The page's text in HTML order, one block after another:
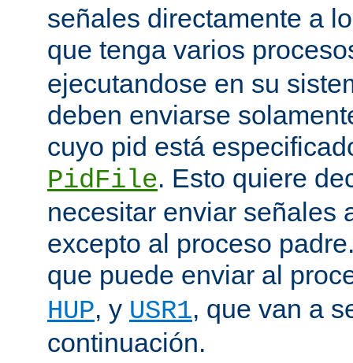
señales directamente a
que tenga varios
ejecutandose en su
deben enviarse
cuyo pid está
PidFile. Esto quiere
necesitar enviar señales
excepto al proceso
que puede enviar al
HUP, y USR1, que van a
continuación.